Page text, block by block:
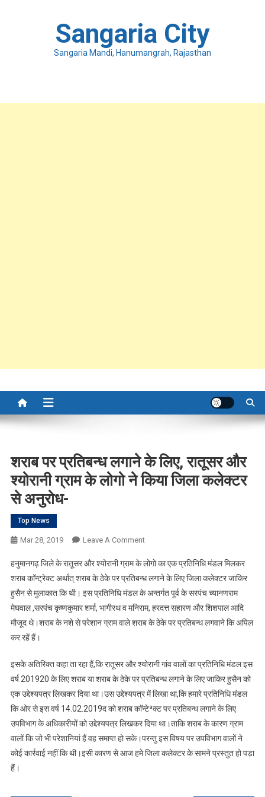
Sangaria City
Sangaria Mandi, Hanumangrah, Rajasthan
शराब पर प्रतिबन्ध लगाने के लिए, रातूसर और
श्योरानी ग्राम के लोगो ने किया जिला कलेक्टर
से अनुरोध-
Top News
Mar 28, 2019 Leave A CommentOn
पर
प्रतिबन्ध
लगाने
के
लिए,
श्योरानी
ग्राम
के
लोगो
ने
जिला
कलेक्टर
हनुमानगढ़ जिले के रातूसर और श्योरानी ग्राम के लोगो का एक प्रतिनिधि मंडल मिलकर
शराब काॅन्ट्रेक्ट अर्थात् शराब के ठेके पर प्रतिबन्ध लगाने के लिए जिला कलेक्टर जाकिर
हुसैन से मुलाकात कि थी। इस प्रतिनिधि मंडल के अन्तर्गत पूर्व के सरपंच च्यानणराम
मेघवाल ,सरपंच कृष्णकुमार शर्मा, भागीरथ व मनिराम, हरदत्त सहारण और शिशपाल आदि
मौजूद थे।शराब के नशे से परेशान ग्राम वाले शराब के ठेके पर प्रतिबन्ध लगवाने कि अपिल
कर रहें हैं।
इसके अतिरिक्त कहा ता रहा हैं,कि रातूसर और श्योरानी गांव वालों का प्रतिनिधि मंडल इस
वर्ष 2019­20 के लिए शराब या शराब के ठेके पर प्रतिबन्ध लगाने के लिए जाकिर हुसैन को
एक उद्देश्य­पत्र लिखकर दिया था।उस उद्देश्य­पत्र में लिखा था,कि हमारे प्रतिनिधि मंडल
कि ओर से इस वर्ष 14.02.2019द को शराब काॅन्टेªक्ट पर प्रतिबन्ध लगाने के लिए
उपविभाग के अधिकारीयों को उद्देश्य­पत्र लिखकर दिया था।ताकि शराब के कारण ग्राम
वालों कि जो भी परेशानियां हैं वह समाप्त हो सके।परन्तु इस विषय पर उपविभाग वालों ने
कोई कार्रवाई नहीं कि थी।इसी कारण से आज हमे जिला कलेक्टर के सामने प्रस्तुत हो पड़ा
हैं।